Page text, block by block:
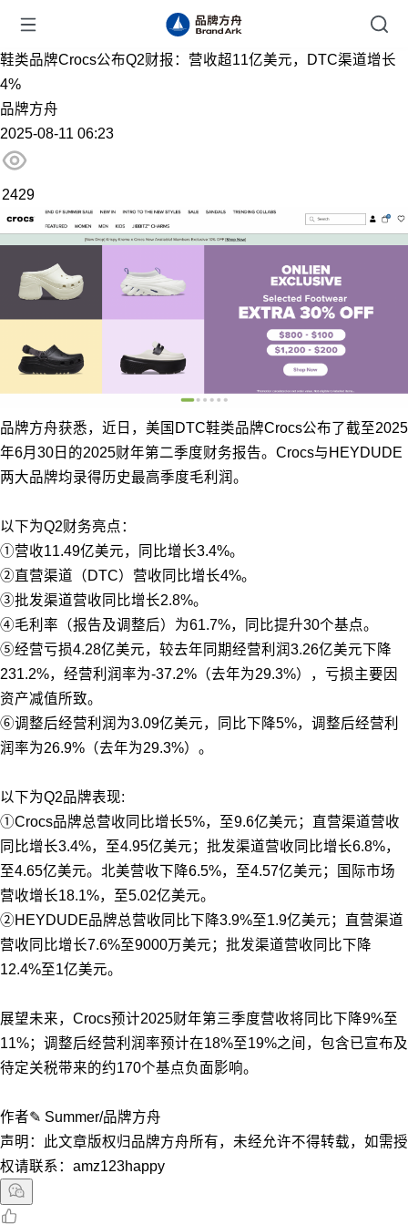
鞋类品牌Crocs公布Q2财报：营收超11亿美元，DTC渠道增长
4%
品牌方舟
2025-08-11 06:23
2429
品牌方舟获悉，近日，美国DTC鞋类品牌Crocs公布了截至2025
年6月30日的2025财年第二季度财务报告。Crocs与HEYDUDE
两大品牌均录得历史最高季度毛利润。
以下为Q2财务亮点：
①营收11.49亿美元，同比增长3.4%。
②直营渠道（DTC）营收同比增长4%。
③批发渠道营收同比增长2.8%。
④毛利率（报告及调整后）为61.7%，同比提升30个基点。
⑤经营亏损4.28亿美元，较去年同期经营利润3.26亿美元下降
231.2%，经营利润率为-37.2%（去年为29.3%），亏损主要因
资产减值所致。
⑥调整后经营利润为3.09亿美元，同比下降5%，调整后经营利
润率为26.9%（去年为29.3%）。
以下为Q2品牌表现:
①Crocs品牌总营收同比增长5%，至9.6亿美元；直营渠道营收
同比增长3.4%，至4.95亿美元；批发渠道营收同比增长6.8%，
至4.65亿美元。北美营收下降6.5%，至4.57亿美元；国际市场
营收增长18.1%，至5.02亿美元。
②HEYDUDE品牌总营收同比下降3.9%至1.9亿美元；直营渠道
营收同比增长7.6%至9000万美元；批发渠道营收同比下降
12.4%至1亿美元。
展望未来，Crocs预计2025财年第三季度营收将同比下降9%至
11%；调整后经营利润率预计在18%至19%之间，包含已宣布及
待定关税带来的约170个基点负面影响。
作者✎ Summer/品牌方舟
声明：此文章版权归品牌方舟所有，未经允许不得转载，如需授
权请联系：amz123happy